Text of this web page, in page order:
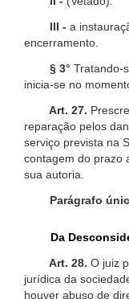
III - a
encerramento.
§ 3° Tratando-
inicia-se no
Art. 27.
reparação pelos
serviço prevista na
contagem do prazo
sua autoria.
Parágrafo
Da
Art. 28. O juiz
jurídica da
houver abuso de